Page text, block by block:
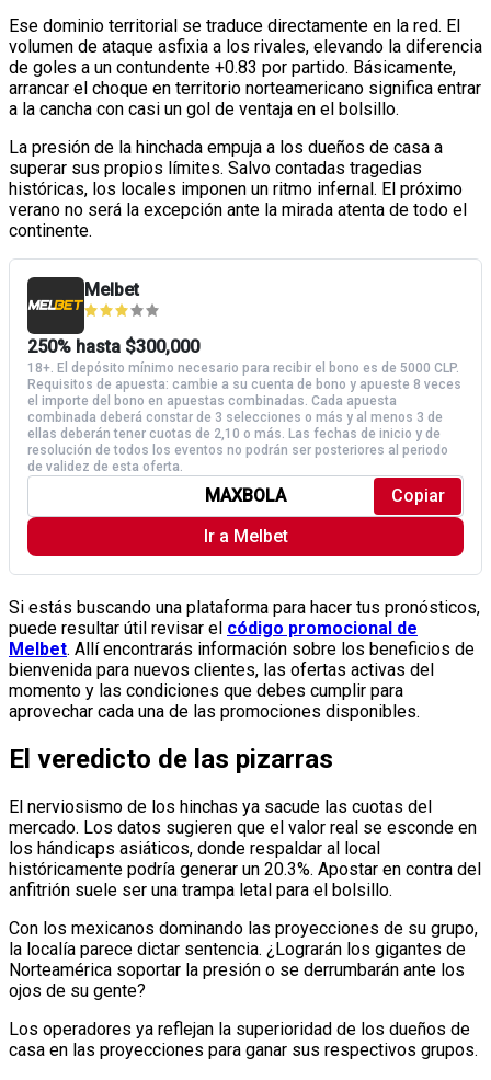
Ese dominio territorial se traduce directamente en la red. El
volumen de ataque asfixia a los rivales, elevando la diferencia
de goles a un contundente +0.83 por partido. Básicamente,
arrancar el choque en territorio norteamericano significa entrar
a la cancha con casi un gol de ventaja en el bolsillo.
La presión de la hinchada empuja a los dueños de casa a
superar sus propios límites. Salvo contadas tragedias
históricas, los locales imponen un ritmo infernal. El próximo
verano no será la excepción ante la mirada atenta de todo el
continente.
Si estás buscando una plataforma para hacer tus pronósticos,
puede resultar útil revisar el código promocional de
Melbet. Allí encontrarás información sobre los beneficios de
bienvenida para nuevos clientes, las ofertas activas del
momento y las condiciones que debes cumplir para
aprovechar cada una de las promociones disponibles.
El veredicto de las pizarras
El nerviosismo de los hinchas ya sacude las cuotas del
mercado. Los datos sugieren que el valor real se esconde en
los hándicaps asiáticos, donde respaldar al local
históricamente podría generar un 20.3%. Apostar en contra del
anfitrión suele ser una trampa letal para el bolsillo.
Con los mexicanos dominando las proyecciones de su grupo,
la localía parece dictar sentencia. ¿Lograrán los gigantes de
Norteamérica soportar la presión o se derrumbarán ante los
ojos de su gente?
Los operadores ya reflejan la superioridad de los dueños de
casa en las proyecciones para ganar sus respectivos grupos.